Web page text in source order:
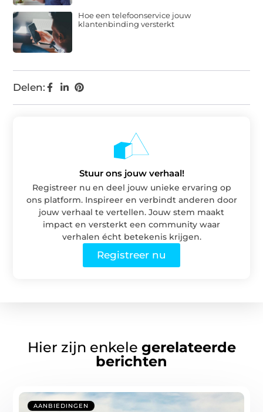
Delen:
Hoe een telefoonservice jouw
klantenbinding versterkt
Stuur ons jouw verhaal!
Registreer nu en deel jouw unieke ervaring op
ons platform. Inspireer en verbindt anderen door
jouw verhaal te vertellen. Jouw stem maakt
impact en versterkt een community waar
verhalen écht betekenis krijgen.
Registreer nu
Hier zijn enkele gerelateerde
berichten
AANBIEDINGEN